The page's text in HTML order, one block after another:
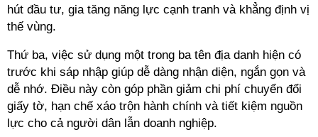
hút đầu tư, gia tăng năng lực cạnh tranh và khẳng định vị
thế vùng.
Thứ ba, việc sử dụng một trong ba tên địa danh hiện có
trước khi sáp nhập giúp dễ dàng nhận diện, ngắn gọn và
dễ nhớ. Điều này còn góp phần giảm chi phí chuyển đổi
giấy tờ, hạn chế xáo trộn hành chính và tiết kiệm nguồn
lực cho cả người dân lẫn doanh nghiệp.